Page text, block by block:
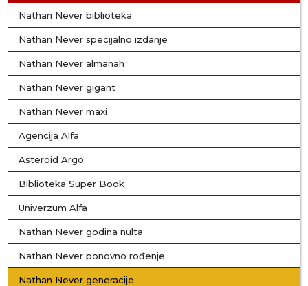
Nathan Never biblioteka
Nathan Never specijalno izdanje
Nathan Never almanah
Nathan Never gigant
Nathan Never maxi
Agencija Alfa
Asteroid Argo
Biblioteka Super Book
Univerzum Alfa
Nathan Never godina nulta
Nathan Never ponovno rođenje
Nathan Never generacije